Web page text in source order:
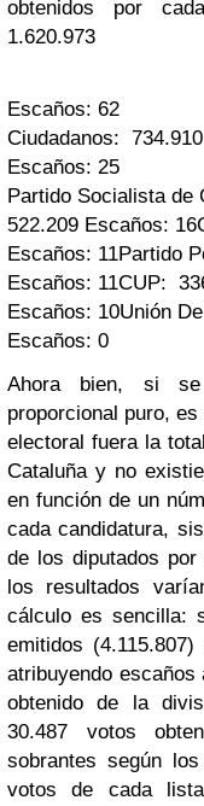
obtenidos por
1.620.973
Escaños: 62
Ciudadanos: 734.910
Escaños: 25
Partido Socialista de
522.209 Escaños: 16
Escaños: 11Partido
Escaños: 11CUP:
Escaños: 10Unión
Escaños: 0
Ahora bien, si se
proporcional puro,
electoral fuera la
Cataluña y no
en función de un
cada candidatura,
de los diputados por
los resultados
cálculo es sencilla:
emitidos
atribuyendo
obtenido de la
30.487 votos
sobrantes según
votos de cada